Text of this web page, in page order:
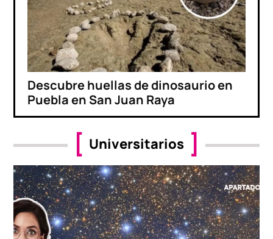
Descubre huellas de dinosaurio en
Puebla en San Juan Raya
Universitarios